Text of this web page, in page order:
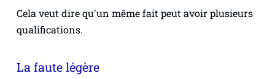
Cela veut dire qu'un même fait peut avoir plusieurs
qualifications.
La faute légère